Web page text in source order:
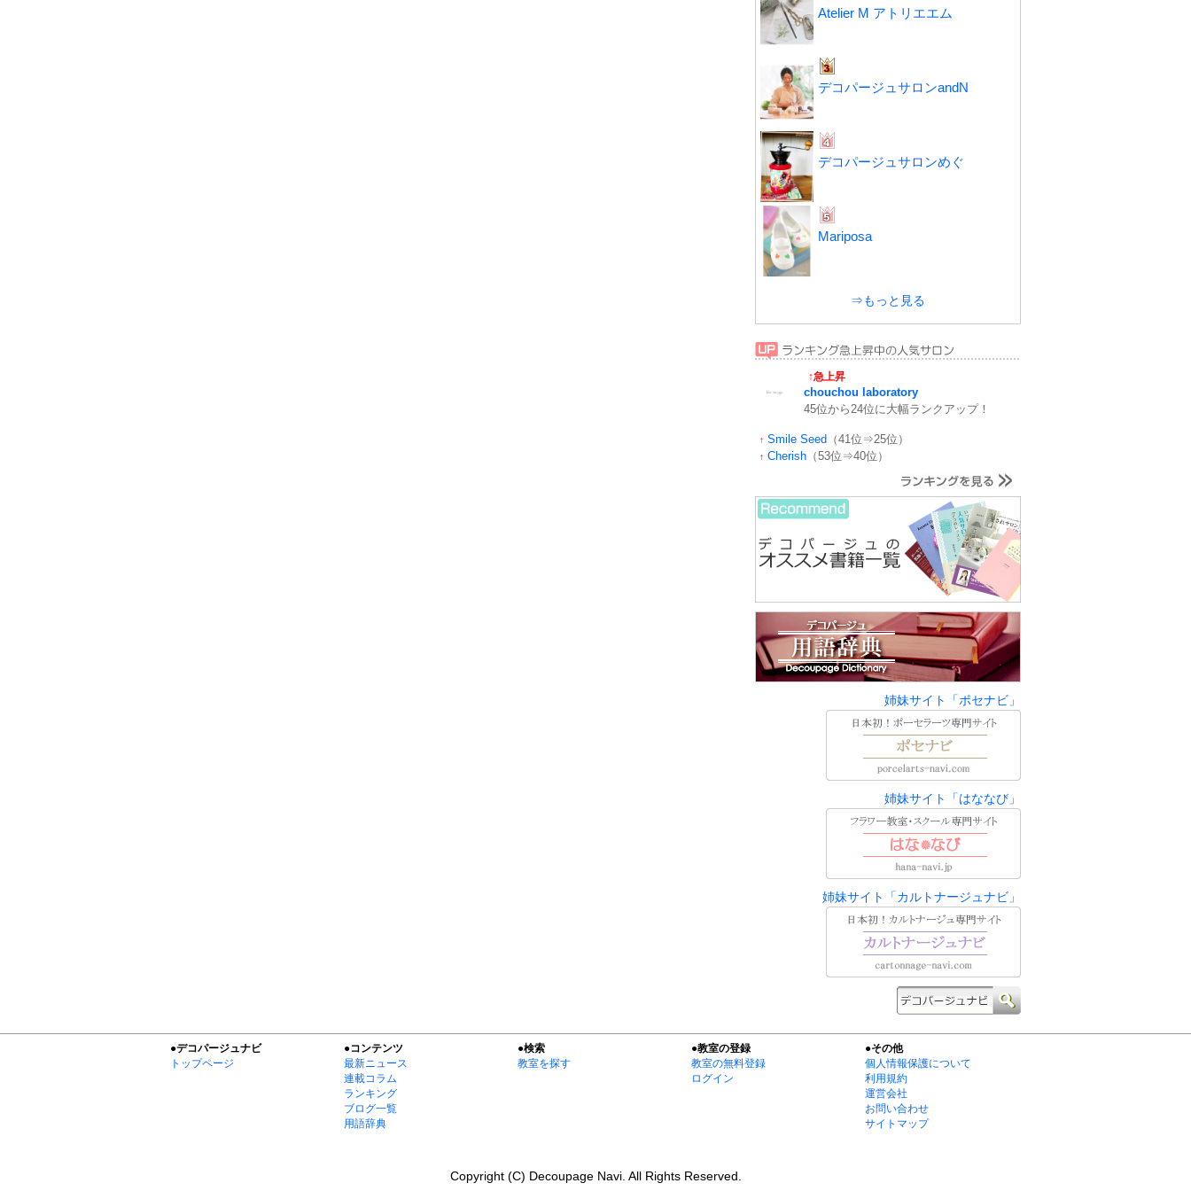
Atelier M アトリエエム
デコパージュサロンandN
デコパージュサロンめぐ
Mariposa
⇒もっと見る
↑急上昇
chouchou laboratory
45位から24位に大幅ランクアップ！
↑ Smile Seed （41位⇒25位）
↑ Cherish （53位⇒40位）
姉妹サイト「ポセナビ」
姉妹サイト「はななび」
姉妹サイト「カルトナージュナビ」
●デコパージュナビ
トップページ
●コンテンツ
最新ニュース
連載コラム
ランキング
ブログ一覧
用語辞典
●検索
教室を探す
●教室の登録
教室の無料登録
ログイン
●その他
個人情報保護について
利用規約
運営会社
お問い合わせ
サイトマップ
Copyright (C) Decoupage Navi. All Rights Reserved.